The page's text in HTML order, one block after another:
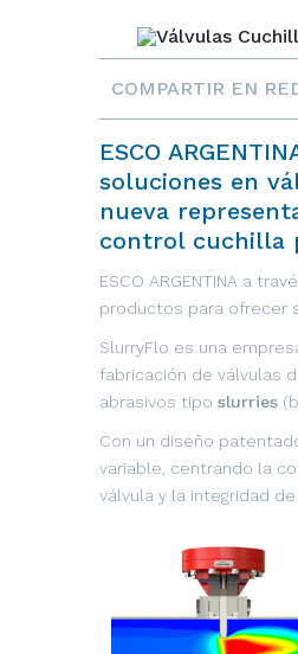
COMPARTIR EN
ESCO
soluciones en
nueva
control cuchilla
ESCO ARGENTINA a
productos para ofrecer
SlurryFlo es una
fabricación de válvulas
abrasivos tipo slurries
Con un diseño
variable, centrando la
válvula y la integridad